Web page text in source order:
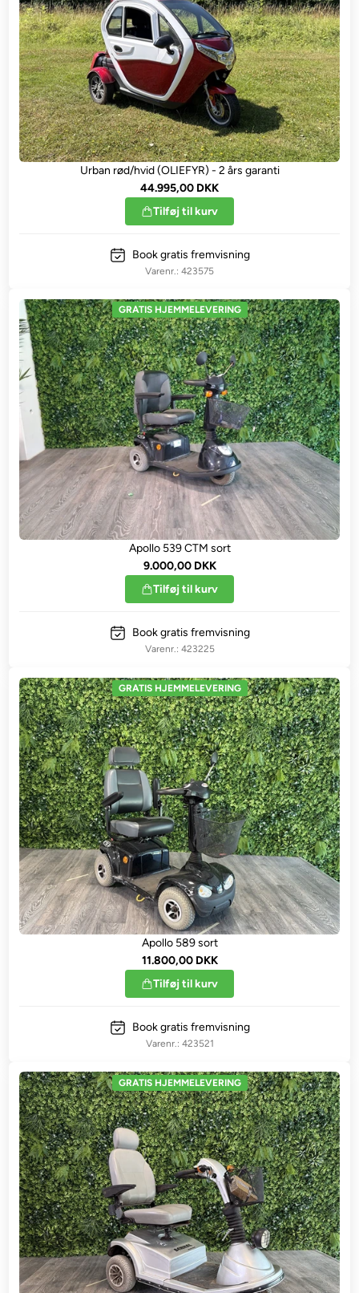
Urban rød/hvid (OLIEFYR) - 2 års garanti
44.995,00 DKK
Tilføj til kurv
Book gratis fremvisning
423575
GRATIS HJEMMELEVERING
Apollo 539 CTM sort
9.000,00 DKK
Tilføj til kurv
Book gratis fremvisning
423225
GRATIS HJEMMELEVERING
Apollo 589 sort
11.800,00 DKK
Tilføj til kurv
Book gratis fremvisning
423521
GRATIS HJEMMELEVERING